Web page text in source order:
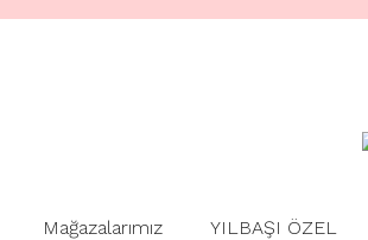
Mağazalarımız YILBAŞI ÖZEL